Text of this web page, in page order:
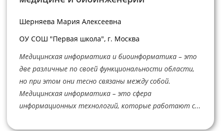
Шерняева Мария Алексеевна
ОУ СОШ "Первая школа", г. Москва
Медицинская информатика и биоинформатика – это
две различные по своей функциональности области,
но при этом они тесно связаны между собой.
Медицинская информатика – это сфера
информационных технологий, которые работают с...